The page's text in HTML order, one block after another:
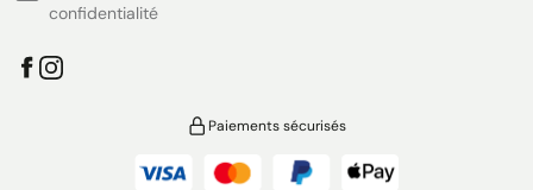
confidentialité
Paiements sécurisés